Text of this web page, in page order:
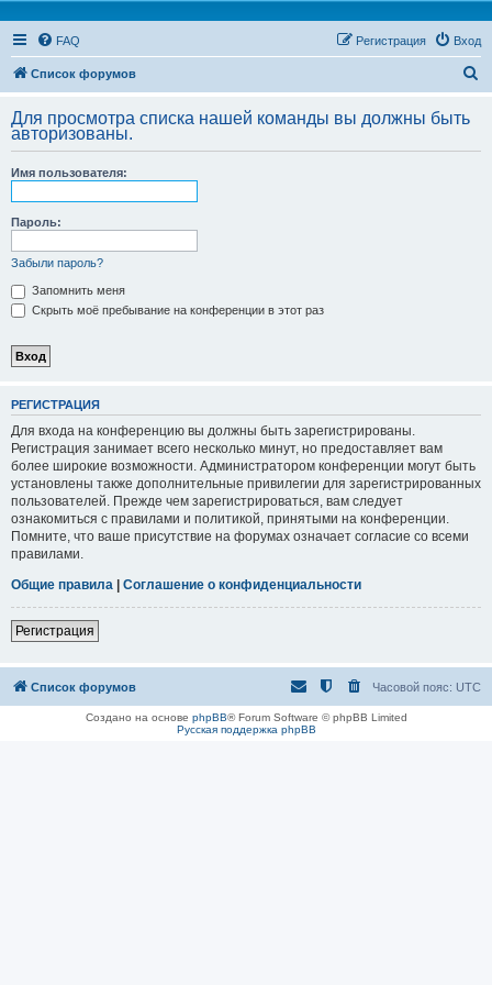
FAQ Вход
Регистрация
Список форумов
с
Для просмотра списка нашей команды вы должны быть
авторизованы.
Имя пользователя:
Пароль:
Забыли пароль?
Запомнить меня
Скрыть моё пребывание на конференции в этот раз
РЕГИСТРАЦИЯ
Для входа на конференцию вы должны быть зарегистрированы.
Регистрация занимает всего несколько минут, но предоставляет вам
более широкие возможности. Администратором конференции могут быть
установлены также дополнительные привилегии для зарегистрированных
пользователей. Прежде чем зарегистрироваться, вам следует
ознакомиться с правилами и политикой, принятыми на конференции.
Помните, что ваше присутствие на форумах означает согласие со всеми
правилами.
Общие правила | Соглашение о конфиденциальности
Регистрация
Список форумов Часовой пояс: UTC
Создано на основе phpBB® Forum Software © phpBB Limited
Русская поддержка phpBB